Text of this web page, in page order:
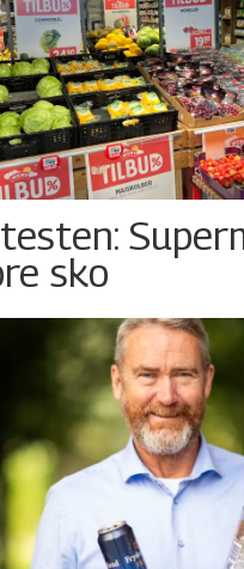
sko